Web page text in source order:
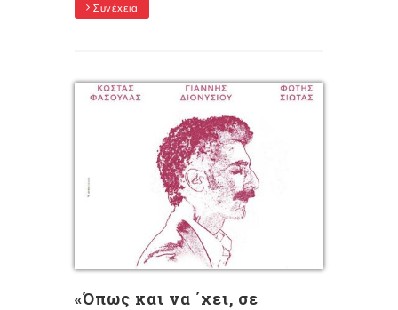
Συνέχεια
«Όπως και να ΄χει, σε